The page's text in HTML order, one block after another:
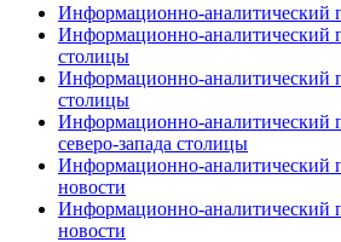
Информационно-аналитический
Информационно-аналитический
столицы
Информационно-аналитический
столицы
Информационно-аналитический
северо-запада столицы
Информационно-аналитический
новости
Информационно-аналитический
новости